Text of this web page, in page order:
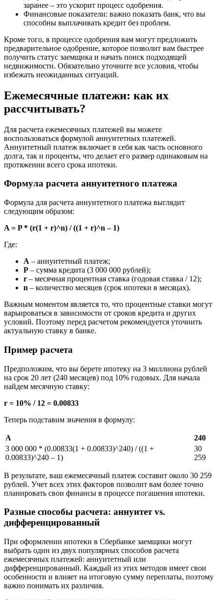
заранее – это ускорит процесс одобрения.
Финансовые показатели: важно показать банк, что вы
способны выплачивать кредит без проблем.
Кроме того, в процессе одобрения вам могут предложить
предварительное одобрение, которое позволит вам быстрее
получить статус заемщика и начать поиск подходящей
недвижимости. Обязательно уточните все условия, чтобы
избежать неожиданных ситуаций.
Ежемесячные платежи: как их
рассчитывать?
Для расчета ежемесячных платежей вы можете
воспользоваться формулой аннуитетных платежей.
Аннуитетный платеж включает в себя как часть основного
долга, так и проценты, что делает его размер одинаковым на
протяжении всего срока ипотеки.
Формула расчета аннуитетного платежа
Формула для расчета аннуитетного платежа выглядит
следующим образом:
A = P * (r(1 + r)^n) / ((1 + r)^n – 1)
Где:
A – аннуитетный платеж;
P – сумма кредита (3 000 000 рублей);
r – месячная процентная ставка (годовая ставка / 12);
n – количество месяцев (срок ипотеки в месяцах).
Важным моментом является то, что процентные ставки могут
варьироваться в зависимости от сроков кредита и других
условий. Поэтому перед расчетом рекомендуется уточнить
актуальную ставку в банке.
Пример расчета
Предположим, что вы берете ипотеку на 3 миллиона рублей
на срок 20 лет (240 месяцев) под 10% годовых. Для начала
найдем месячную ставку:
r = 10% / 12 = 0.00833
Теперь подставим значения в формулу:
A
240
3 000 000 * (0.00833(1 + 0.00833)^240) / ((1 +
0.00833)^240 – 1)
30
259
В результате, ваш ежемесячный платеж составит около 30 259
рублей. Учет всех этих факторов позволит вам более точно
планировать свои финансы в процессе погашения ипотеки.
Разные способы расчета: аннуитет vs.
дифференцированный
При оформлении ипотеки в Сбербанке заемщики могут
выбрать один из двух популярных способов расчета
ежемесячных платежей: аннуитетный или
дифференцированный. Каждый из этих методов имеет свои
особенности и влияет на итоговую сумму переплаты, поэтому
важно понимать их различия.